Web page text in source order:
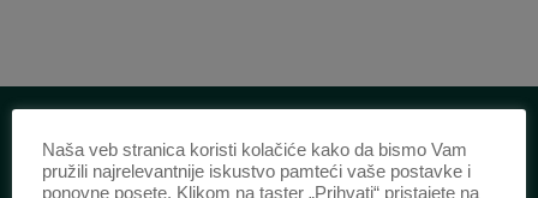
IDENTIFIKACIJA /
Naša veb stranica koristi kolačiće kako da bismo Vam
pružili najrelevantnije iskustvo pamteći vaše postavke i
ponovne posete. Klikom na taster „Prihvati“ pristajete na